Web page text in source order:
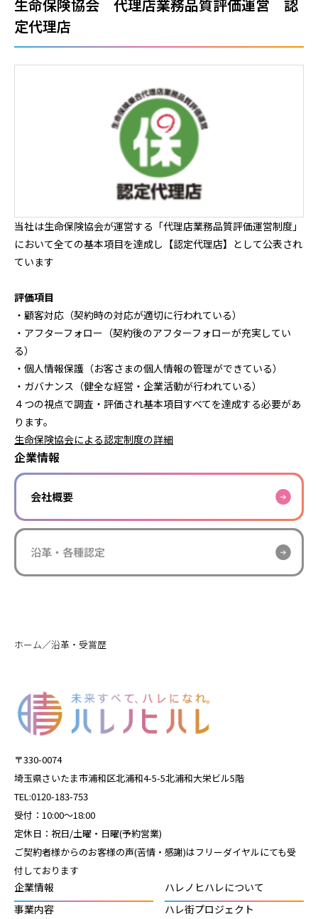
生命保険協会 代理店業務品質評価運営 認
定代理店
当社は生命保険協会が運営する「代理店業務品質評価運営制度」
において全ての基本項目を達成し【認定代理店】として公表され
ています
評価項目
・顧客対応（契約時の対応が適切に行われている）
・アフターフォロー（契約後のアフターフォローが充実してい
る）
・個人情報保護（お客さまの個人情報の管理ができている）
・ガバナンス（健全な経営・企業活動が行われている）
４つの視点で調査・評価され基本項目すべてを達成する必要があ
ります。
生命保険協会による認定制度の詳細
企業情報
会社概要
沿革・各種認定
ホーム／沿革・受賞歴
〒330-0074
埼玉県さいたま市浦和区北浦和4-5-5北浦和大栄ビル5階
TEL:0120-183-753
受付：10:00～18:00
定休日：祝日/土曜・日曜(予約営業)
ご契約者様からのお客様の声(苦情・感謝)はフリーダイヤルにても受
付しております
企業情報
ハレノヒハレについて
事業内容
ハレ街プロジェクト